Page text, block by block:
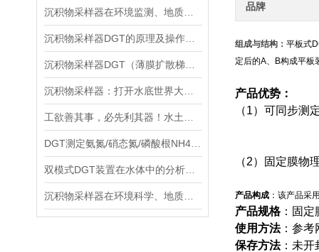
品牌
组成与结构： 平板式
定后的A、 B构成平板
产品优势：
（1） 可同步测
（2） 固定膜物
产品构成 ：该产品采
产品规格：固定
使用方法：参考
保存方法： 未开